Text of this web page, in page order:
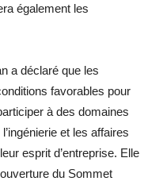
également les
a déclaré que les
favorables pour
à des domaines
et les affaires
esprit d’entreprise. Elle
du Sommet